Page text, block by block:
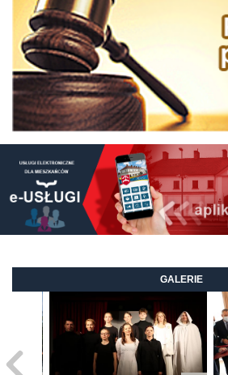
GALERIE